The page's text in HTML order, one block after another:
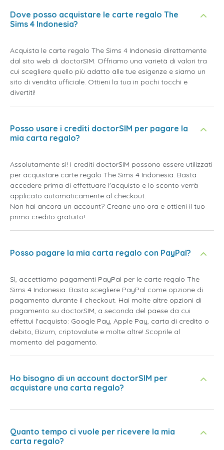
Dove posso acquistare le carte regalo The
Sims 4 Indonesia?
Acquista le carte regalo The Sims 4 Indonesia direttamente
dal sito web di doctorSIM. Offriamo una varietà di valori tra
cui scegliere quello più adatto alle tue esigenze e siamo un
sito di vendita ufficiale. Ottieni la tua in pochi tocchi e
divertiti!
Posso usare i crediti doctorSIM per pagare la
mia carta regalo?
Assolutamente sì! I crediti doctorSIM possono essere utilizzati
per acquistare carte regalo The Sims 4 Indonesia. Basta
accedere prima di effettuare l'acquisto e lo sconto verrà
applicato automaticamente al checkout.
Non hai ancora un account? Creane uno ora e ottieni il tuo
primo credito gratuito!
Posso pagare la mia carta regalo con PayPal?
Sì, accettiamo pagamenti PayPal per le carte regalo The
Sims 4 Indonesia. Basta scegliere PayPal come opzione di
pagamento durante il checkout. Hai molte altre opzioni di
pagamento su doctorSIM, a seconda del paese da cui
effettui l'acquisto: Google Pay, Apple Pay, carta di credito o
debito, Bizum, criptovalute e molte altre! Scoprile al
momento del pagamento.
Ho bisogno di un account doctorSIM per
acquistare una carta regalo?
Quanto tempo ci vuole per ricevere la mia
carta regalo?